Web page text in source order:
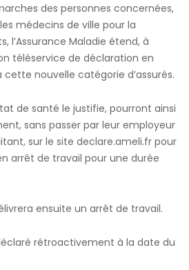
des personnes concernées,
médecins de ville pour la
l’Assurance Maladie étend, à
téléservice de déclaration en
nouvelle catégorie d’assurés.
de santé le justifie, pourront ainsi
sans passer par leur employeur
sur le site declare.ameli.fr pour
arrêt de travail pour une durée
ensuite un arrêt de travail.
rétroactivement à la date du